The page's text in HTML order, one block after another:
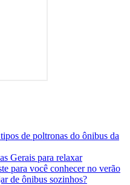
de poltronas do ônibus da
Gerais para relaxar
para você conhecer no verão
de ônibus sozinhos?